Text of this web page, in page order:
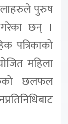
पुरुष
गरेका छन् ।
पत्रिकाको
महिला
छलफल